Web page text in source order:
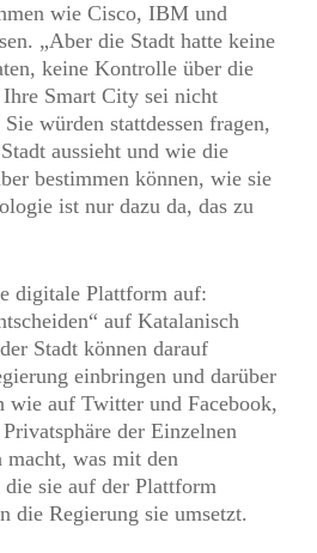
wie Cisco, IBM und
„Aber die Stadt hatte keine
keine Kontrolle über die
Ihre Smart City sei nicht
würden stattdessen fragen,
aussieht und wie die
bestimmen können, wie sie
ist nur dazu da, das zu
digitale Plattform auf:
auf Katalanisch
Stadt können darauf
einbringen und darüber
auf Twitter und Facebook,
der Einzelnen
was mit den
die sie auf der Plattform
die Regierung sie umsetzt.